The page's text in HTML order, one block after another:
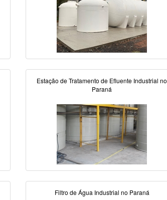
Estação de Tratamento de Efluente Industrial no
Paraná
Filtro de Água Industrial no Paraná